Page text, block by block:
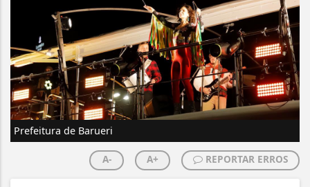
Prefeitura de Barueri
A- A+ REPORTAR ERROS